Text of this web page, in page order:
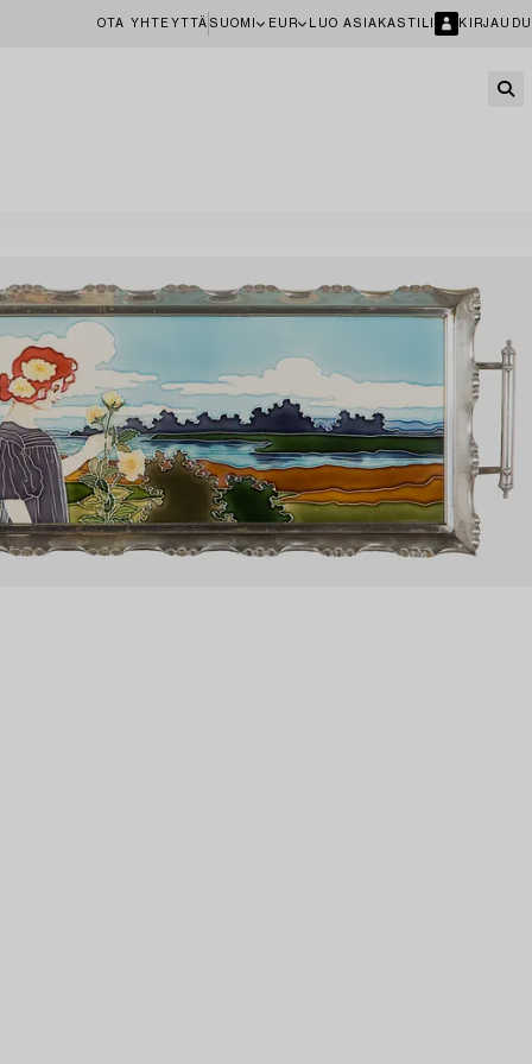
OTA YHTEYTTÄ SUOMI EUR LUO ASIAKASTILI KIRJAUDU